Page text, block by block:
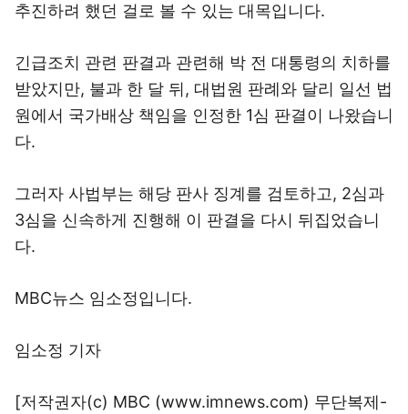
추진하려 했던 걸로 볼 수 있는 대목입니다.
긴급조치 관련 판결과 관련해 박 전 대통령의 치하를
받았지만, 불과 한 달 뒤, 대법원 판례와 달리 일선 법
원에서 국가배상 책임을 인정한 1심 판결이 나왔습니
다.
그러자 사법부는 해당 판사 징계를 검토하고, 2심과
3심을 신속하게 진행해 이 판결을 다시 뒤집었습니
다.
MBC뉴스 임소정입니다.
임소정 기자
[저작권자(c) MBC (www.imnews.com) 무단복제-